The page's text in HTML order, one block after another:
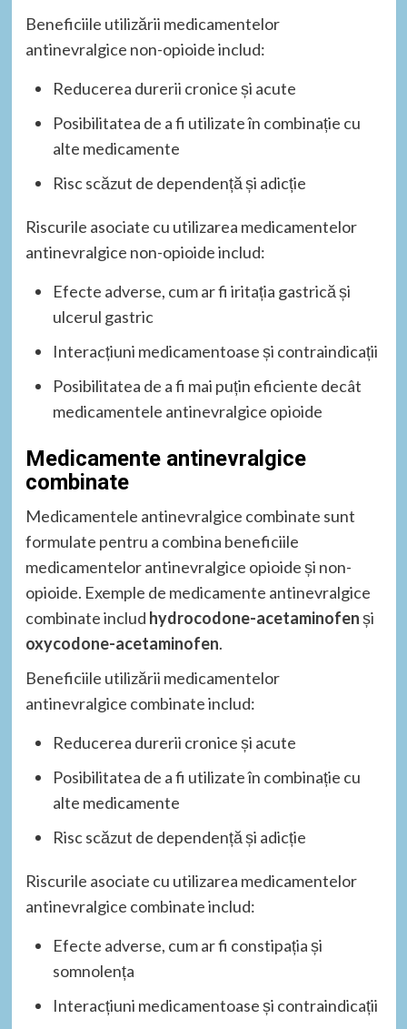
Beneficiile utilizării medicamentelor
antinevralgice non-opioide includ:
Reducerea durerii cronice și acute
Posibilitatea de a fi utilizate în combinație cu
alte medicamente
Risc scăzut de dependență și adicție
Riscurile asociate cu utilizarea medicamentelor
antinevralgice non-opioide includ:
Efecte adverse, cum ar fi iritația gastrică și
ulcerul gastric
Interacțiuni medicamentoase și contraindicații
Posibilitatea de a fi mai puțin eficiente decât
medicamentele antinevralgice opioide
Medicamente antinevralgice
combinate
Medicamentele antinevralgice combinate sunt
formulate pentru a combina beneficiile
medicamentelor antinevralgice opioide și non-
opioide. Exemple de medicamente antinevralgice
combinate includ hydrocodone-acetaminofenși
oxycodone-acetaminofen.
Beneficiile utilizării medicamentelor
antinevralgice combinate includ:
Reducerea durerii cronice și acute
Posibilitatea de a fi utilizate în combinație cu
alte medicamente
Risc scăzut de dependență și adicție
Riscurile asociate cu utilizarea medicamentelor
antinevralgice combinate includ:
Efecte adverse, cum ar fi constipația și
somnolența
Interacțiuni medicamentoase și contraindicații